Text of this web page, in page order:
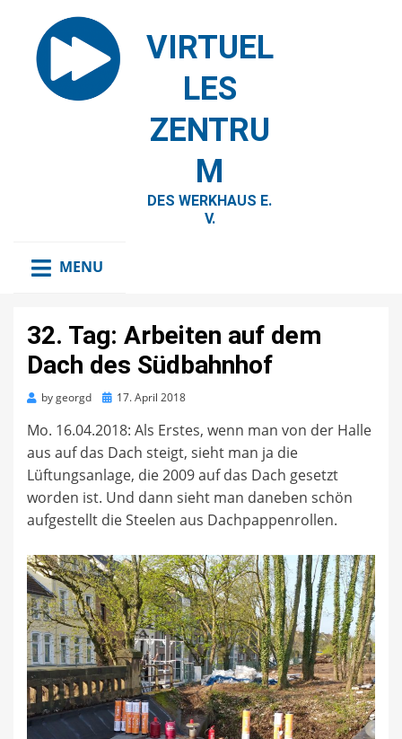
VIRTUEL
LES
ZENTRU
M
DES WERKHAUS E.
V.
MENU
32. Tag: Arbeiten auf dem
Dach des Südbahnhof
bygeorgd
Posted17. April 2018
Mo. 16.04.2018: Als Erstes, wenn man von der Halle
aus auf das Dach steigt, sieht man ja die
Lüftungsanlage, die 2009 auf das Dach gesetzt
worden ist. Und dann sieht man daneben schön
aufgestellt die Steelen aus Dachpappenrollen.